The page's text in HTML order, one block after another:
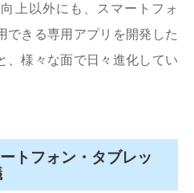
上以外にも、スマートフォ
できる専用アプリを開発した
、様々な面で日々進化してい
トフォン・タブレッ